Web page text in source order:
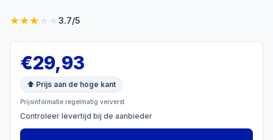
★★★ 3.7/5
€29,93
⬆ Prijs aan de hoge kant
Prijsinformatie regelmatig ververst
Controleer levertijd bij de aanbieder